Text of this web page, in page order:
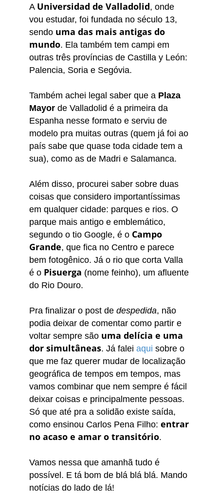
A Universidad de Valladolid, onde
vou estudar, foi fundada no século 13,
sendo uma das mais antigas do
mundo. Ela também tem campi em
outras três províncias de Castilla y León:
Palencia, Soria e Segóvia.
Também achei legal saber que a Plaza
Mayor de Valladolid é a primeira da
Espanha nesse formato e serviu de
modelo pra muitas outras (quem já foi ao
país sabe que quase toda cidade tem a
sua), como as de Madri e Salamanca.
Além disso, procurei saber sobre duas
coisas que considero importantíssimas
em qualquer cidade: parques e rios. O
parque mais antigo e emblemático,
segundo o tio Google, é o Campo
Grande, que fica no Centro e parece
bem fotogênico. Já o rio que corta Valla
é o Pisuerga (nome feinho), um afluente
do Rio Douro.
Pra finalizar o post de despedida, não
podia deixar de comentar como partir e
voltar sempre são uma delícia e uma
dor simultâneas. Já falei aqui sobre o
que me faz querer mudar de localização
geográfica de tempos em tempos, mas
vamos combinar que nem sempre é fácil
deixar coisas e principalmente pessoas.
Só que até pra a solidão existe saída,
como ensinou Carlos Pena Filho: entrar
no acaso e amar o transitório.
Vamos nessa que amanhã tudo é
possível. E tá bom de blá blá blá. Mando
notícias do lado de lá!